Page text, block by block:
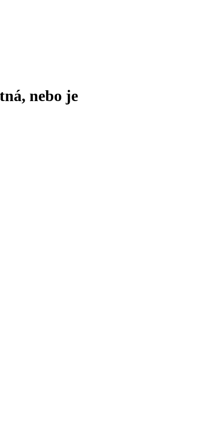
nebo je